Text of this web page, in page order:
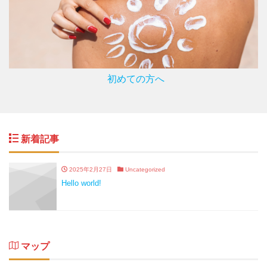
初めての方へ
新着記事
2025年2月27日 Uncategorized
Hello world!
マップ